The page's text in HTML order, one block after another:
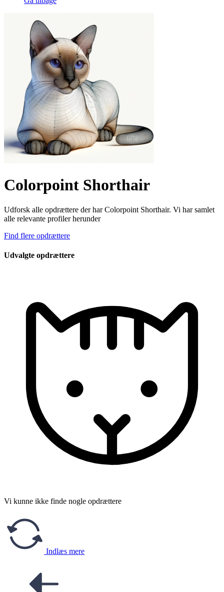
Colorpoint Shorthair
Udforsk alle opdrættere der har Colorpoint Shorthair. Vi har samlet
alle relevante profiler herunder
Find flere opdrættere
Udvalgte opdrættere
Vi kunne ikke finde nogle opdrættere
Indlæs mere